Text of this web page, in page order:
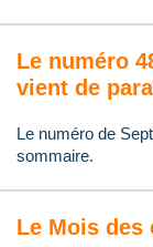
Le numéro
vient de
Le numéro de
sommaire.
Le Mois des